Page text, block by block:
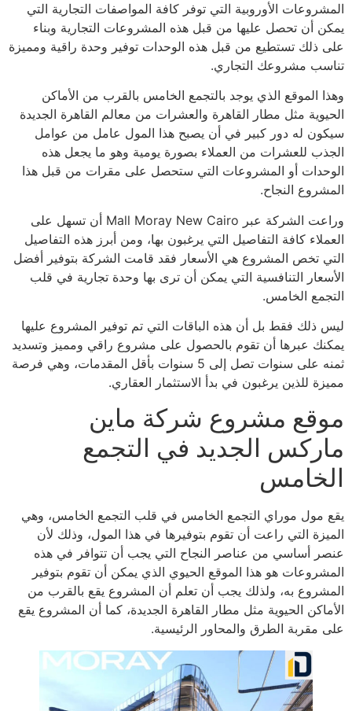
المشروعات الأوروبية التي توفر كافة المواصفات التجارية التي
يمكن أن تحصل عليها من قبل هذه المشروعات التجارية وبناء
على ذلك تستطيع من قبل هذه الوحدات توفير وحدة راقية ومميزة
تناسب مشروعك التجاري.
وهذا الموقع الذي يوجد بالتجمع الخامس بالقرب من الأماكن
الحيوية مثل مطار القاهرة والعشرات من معالم القاهرة الجديدة
سيكون له دور كبير في أن يصبح هذا المول عامل من عوامل
الجذب للعشرات من العملاء بصورة يومية وهو ما يجعل هذه
الوحدات أو المشروعات التي ستحصل على مقرات من قبل هذا
المشروع النجاح.
وراعت الشركة عبر Mall Moray New Cairo أن تسهل على
العملاء كافة التفاصيل التي يرغبون بها، ومن أبرز هذه التفاصيل
التي تخص المشروع هي الأسعار فقد قامت الشركة بتوفير أفضل
الأسعار التنافسية التي يمكن أن ترى بها وحدة تجارية في قلب
التجمع الخامس.
ليس ذلك فقط بل أن هذه الباقات التي تم توفير المشروع عليها
يمكنك عبرها أن تقوم بالحصول على مشروع راقي ومميز وتسديد
ثمنه على سنوات تصل إلى 5 سنوات بأقل المقدمات، وهي فرصة
مميزة للذين يرغبون في بدأ الاستثمار العقاري.
موقع مشروع شركة ماين
ماركس الجديد في التجمع
الخامس
يقع مول موراي التجمع الخامس في قلب التجمع الخامس، وهي
الميزة التي راعت أن تقوم بتوفيرها في هذا المول، وذلك لأن
عنصر أساسي من عناصر النجاح التي يجب أن تتوافر في هذه
المشروعات هو هذا الموقع الحيوي الذي يمكن أن تقوم بتوفير
المشروع به، ولذلك يجب أن تعلم أن المشروع يقع بالقرب من
الأماكن الحيوية مثل مطار القاهرة الجديدة، كما أن المشروع يقع
على مقربة الطرق والمحاور الرئيسية.